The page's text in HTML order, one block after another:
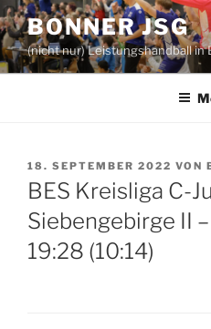
Zum
Inhalt
springen
BONNER JSG
(nicht nur) Leistungshandball in
VERÖFFENTLICHT
AM
18. SEPTEMBER 2022 VON
BES Kreisliga C-
Siebengebirge II –
19:28 (10:14)